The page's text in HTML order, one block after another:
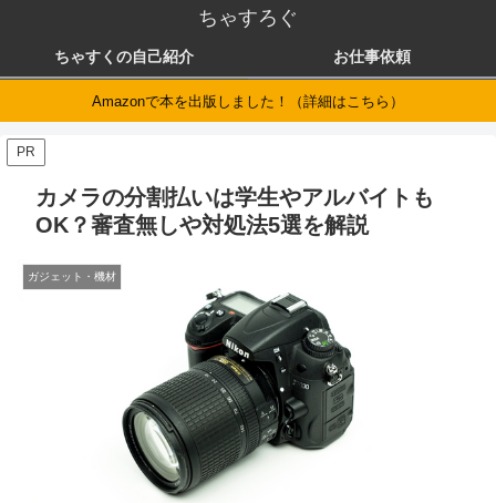
ちゃすろぐ
ちゃすくの自己紹介 お仕事依頼
Amazonで本を出版しました！（詳細はこちら）
PR
カメラの分割払いは学生やアルバイトも
OK？審査無しや対処法5選を解説
ガジェット・機材